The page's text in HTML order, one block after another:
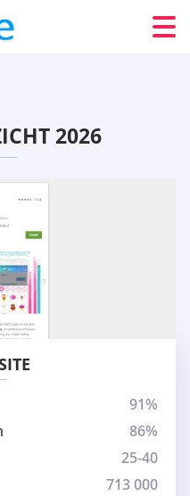
2026
91%
86%
25-40
713 000